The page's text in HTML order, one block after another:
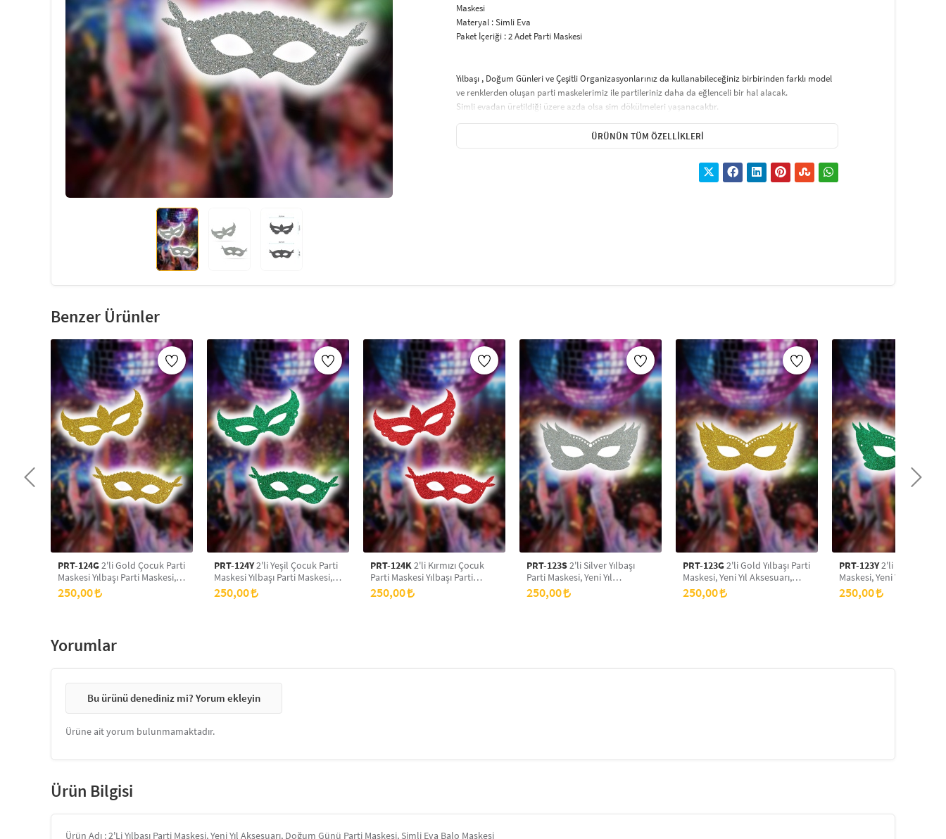
Maskesi
Materyal : Simli Eva
Paket İçeriği : 2 Adet Parti Maskesi
Yılbaşı , Doğum Günleri ve Çeşitli Organizasyonlarınız da kullanabileceğiniz birbirinden farklı model
ve renklerden oluşan parti maskelerimiz ile partileriniz daha da eğlenceli bir hal alacak.
Simli evadan üretildiği üzere azda olsa sim dökülmeleri yaşanacaktır.
İnce Lastik İp ile kolay kullanım sağlamaktadır.
Baş çevrenize göre dilediğiniz gibi ayarlayabilirsiniz.
ÜRÜNÜN TÜM ÖZELLIKLERI
Benzer Ürünler
PRT-124G2'li Gold Çocuk Parti
Maskesi Yılbaşı Parti Maskesi,
Yeni Yıl Aksesuarı, Doğum
Günü Parti Maskesi, Simli Eva
250,00
PRT-124Y2'li Yeşil Çocuk Parti
Maskesi Yılbaşı Parti Maskesi,
Yeni Yıl Aksesuarı, Doğum
Günü Parti Maskesi, Simli Eva
250,00
PRT-124K2'li Kırmızı Çocuk
Parti Maskesi Yılbaşı Parti
Maskesi, Yeni Yıl Aksesuarı,
Doğum Günü Parti Maskesi,
250,00
PRT-123S2'li Silver Yılbaşı
Parti Maskesi, Yeni Yıl
Aksesuarı, Doğum Günü Parti
Maskesi, Simli Eva Balo
250,00
PRT-123G2'li Gold Yılbaşı Parti
Maskesi, Yeni Yıl Aksesuarı,
Doğum Günü Parti Maskesi,
Simli Eva Balo Maskesi
250,00
PRT-123Y2'li Yeşil Yılbaşı
Maskesi, Yeni Yıl
Doğum Günü Parti
Simli Eva Balo Maskesi
250,00
Yorumlar
Bu ürünü denediniz mi? Yorum ekleyin
Ürüne ait yorum bulunmamaktadır.
Ürün Bilgisi
Ürün Adı : 2'Li Yılbaşı Parti Maskesi, Yeni Yıl Aksesuarı, Doğum Günü Parti Maskesi, Simli Eva Balo Maskesi